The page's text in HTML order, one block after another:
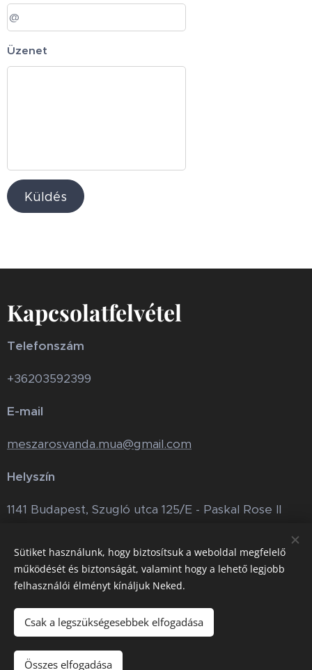
Üzenet
Küldés
Kapcsolatfelvétel
Telefonszám
+36203592399
E-mail
meszarosvanda.mua@gmail.com
Helyszín
1141 Budapest, Szugló utca 125/E - Paskal Rose II
Instagram
Sütiket használunk, hogy biztosítsuk a weboldal megfelelő
működését és biztonságát, valamint hogy a lehető legjobb
felhasználói élményt kínáljuk Neked.
Csak a legszükségesebbek elfogadása
Összes elfogadása